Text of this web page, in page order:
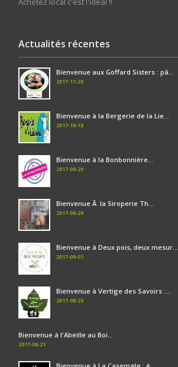
Actualités récentes
Bienvenue aux Goffard Sisters : pâ...
2017-11-29
Bienvenue à la Bergerie de la Lie...
2017-10-18
Bienvenue à la Bonbonnière...
2017-09-29
Bienvenue Ã la Siroperie Th...
2017-09-29
Bienvenue à Deux pois, deux mesur...
2017-09-01
Bienvenue à Vertige des Savoirs :...
2017-08-29
Bienvenue à l'Abeille au Boi...
2017-08-21